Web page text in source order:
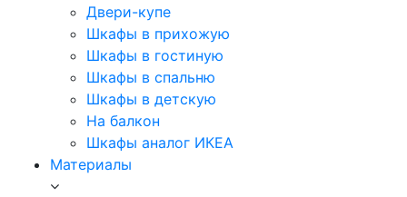
Двери-купе
Шкафы в прихожую
Шкафы в гостиную
Шкафы в спальню
Шкафы в детскую
На балкон
Шкафы аналог ИКЕА
Материалы